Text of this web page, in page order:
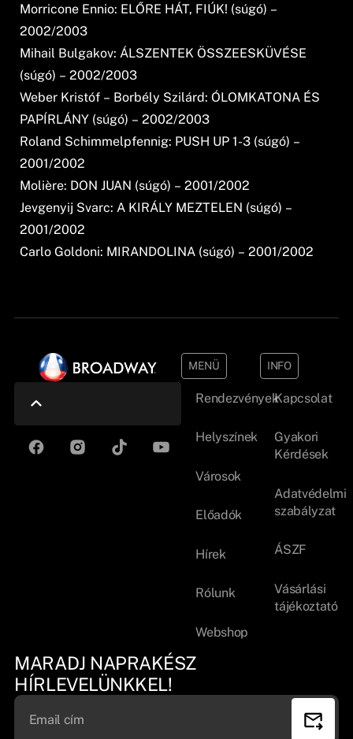
Morricone Ennio: ELŐRE HÁT, FIÚK! (súgó) –
2002/2003
Mihail Bulgakov: ÁLSZENTEK ÖSSZEESKÜVÉSE
(súgó) – 2002/2003
Weber Kristóf – Borbély Szilárd: ÓLOMKATONA ÉS
PAPÍRLÁNY (súgó) – 2002/2003
Roland Schimmelpfennig: PUSH UP 1-3 (súgó) –
2001/2002
Molière: DON JUAN (súgó) – 2001/2002
Jevgenyij Svarc: A KIRÁLY MEZTELEN (súgó) –
2001/2002
Carlo Goldoni: MIRANDOLINA (súgó) – 2001/2002
MENÜ
Rendezvények
Helyszínek
Városok
Előadók
Hírek
Rólunk
Webshop
INFO
Kapcsolat
Gyakori
Kérdések
Adatvédelmi
szabályzat
ÁSZF
Vásárlási
tájékoztató
MARADJ NAPRAKÉSZ
HÍRLEVELÜNKKEL!